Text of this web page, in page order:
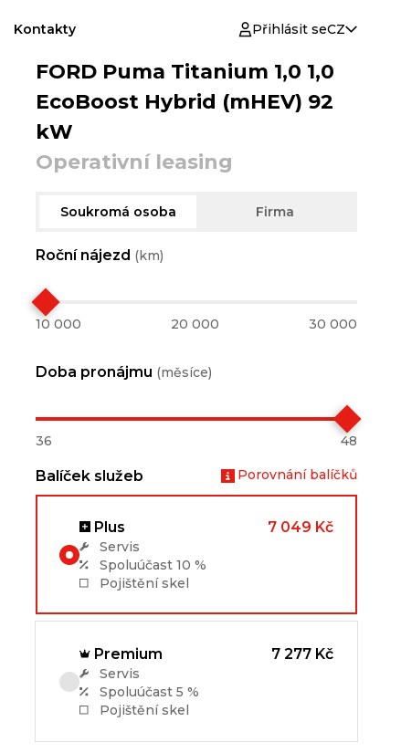
Kontakty Přihlásit seCZ
FORD Puma Titanium 1,0 1,0
EcoBoost Hybrid (mHEV) 92
kW
Operativní leasing
Soukromá osoba Firma
Roční nájezd (km)
10 000 20 000 30 000
Doba pronájmu (měsíce)
36 48
Balíček služeb Porovnání balíčků
Plus 7 049 Kč
Servis
Spoluúčast 10 %
Pojištění skel
Premium 7 277 Kč
Servis
Spoluúčast 5 %
Pojištění skel